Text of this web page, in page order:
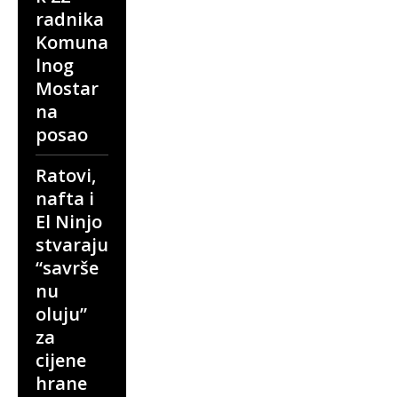
radnika
Komuna
lnog
Mostar
na
posao
Ratovi,
nafta i
El Ninjo
stvaraju
“savrše
nu
oluju”
za
cijene
hrane